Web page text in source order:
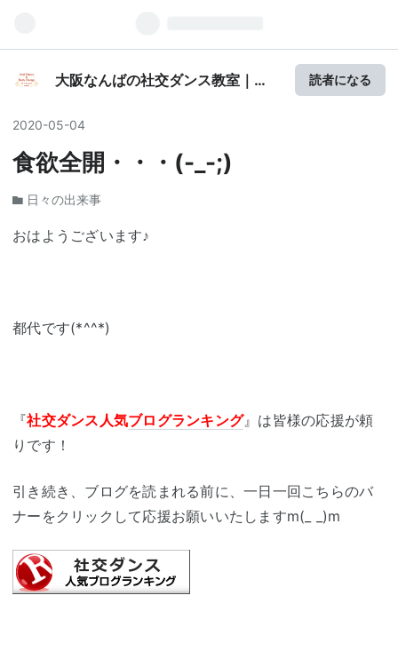
大阪なんばの社交ダンス教室｜
読者になる
2020-05-04
食欲全開・・・(-_-;)
日々の出来事
おはようございます♪
都代です(*^^*)
『社交ダンス人気ブログランキング』は皆様の応援が頼
りです！
引き続き、ブログを読まれる前に、一日一回こちらのバ
ナーをクリックして応援お願いいたしますm(_ _)m